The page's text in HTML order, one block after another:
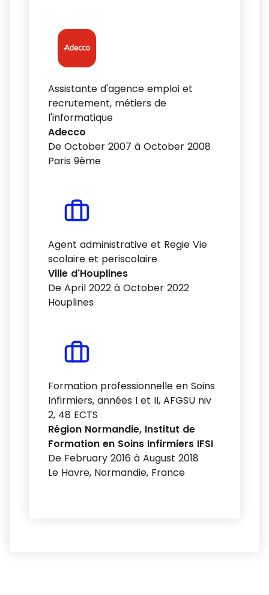
Assistante d'agence emploi et
recrutement, métiers de
l'informatique
Adecco
De October 2007 à October 2008
Paris 9ème
Agent administrative et Regie Vie
scolaire et periscolaire
Ville d'Houplines
De April 2022 à October 2022
Houplines
Formation professionnelle en Soins
Infirmiers, années I et II, AFGSU niv
2, 48 ECTS
Région Normandie, Institut de
Formation en Soins Infirmiers IFSI
De February 2016 à August 2018
Le Havre, Normandie, France